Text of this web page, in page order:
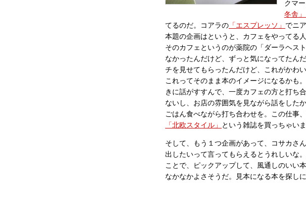
クマ
冬舎」
てるのだ。コアラの 「エスプレッソ」 でニ
本題の企画はというと、カフェをやってる
そのカフェというのが薬院の「ダーラヘス
なかったんだけど、ずっと気になってたん
チを見せてもらったんだけど、これがかわ
これってそのまま本のイメージになるかも
きに話がすすんで、一度カフェの方と打ち
ないし、お店の雰囲気を見ながら話をした
ごはん食べながら打ち合わせを。この仕事
「北欧スタイル」
という雑誌を買っちゃいま
そして、もう１つ企画があって、コサカさ
出したいって言ってもらえるとうれしいな
ことで、ピックアップして、風通しのいい
なかなかよさそうだ。見本になる本を探し